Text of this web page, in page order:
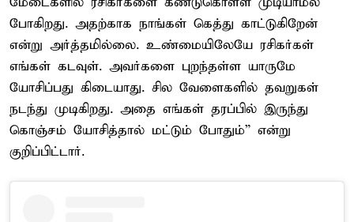
போகிறது. அதற்காக நாங்கள் கெத்து காட்டுகிறேன்
என்று அர்த்தமில்லை. உண்மையிலேயே ரசிகர்கள்
எங்கள் கடவுள். அவர்களை புறந்தள்ள யாருமே
யோசிப்பது கிடையாது. சில வேளைகளில் தவறுகள்
நடந்து முடிகிறது. அதை எங்கள் தரப்பில் இருந்து
கொஞ்சம் யோசித்தால் மட்டும் போதும்” என்று
குறிப்பிட்டார்.